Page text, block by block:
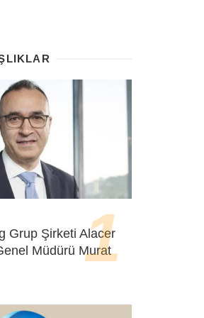
Grup Şirketi Alacer
Müdürü Murat